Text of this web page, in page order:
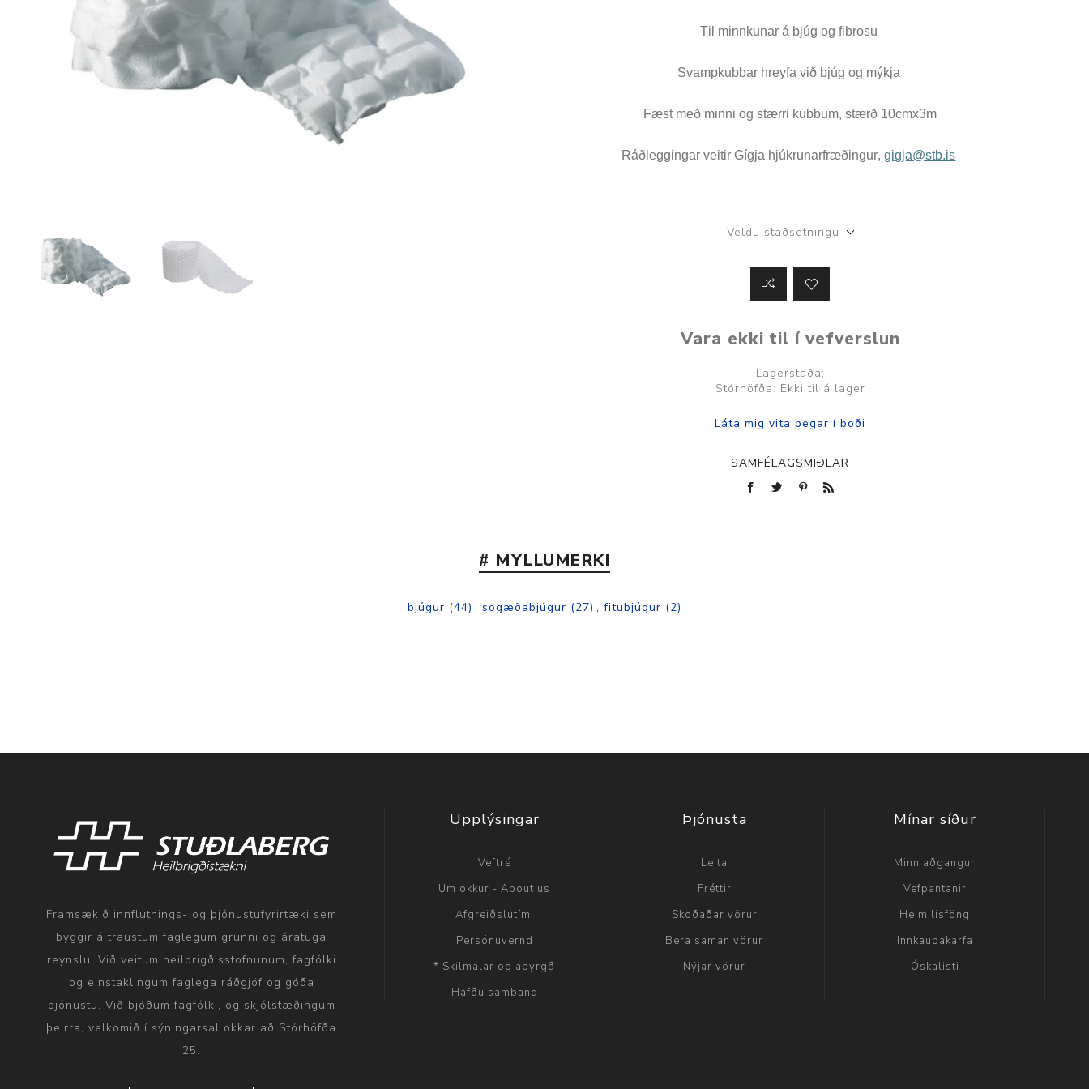
Brjóstaaðgerðir
Þrýstingsvörur
Rúm og húsgögn
Rúm
Dýnur
Heilbrigðisstofnanir
borð
Til minnkunar á bjúg og fibrosu
Svampkubbar hreyfa við bjúg og mýkja
Fæst með minni og stærri kubbum, stærð 10cmx3m
Ráðleggingar veitir Gígja hjúkrunarfræðingur,gigja@stb.is
Veldu staðsetningu
Vara ekki til í vefverslun
Lagerstaða:
Stórhöfða: Ekki til á lager
SAMFÉLAGSMIÐLAR
# MYLLUMERKI
bjúgur (44) , sogæðabjúgur (27) , fitubjúgur (2)
Framsækið innflutnings- og þjónustufyrirtæki sem
byggir á traustum faglegum grunni og áratuga
reynslu. Við veitum heilbrigðisstofnunum, fagfólki
og einstaklingum faglega ráðgjöf og góða
þjónustu. Við bjóðum fagfólki, og skjólstæðingum
þeirra, velkomið í sýningarsal okkar að Stórhöfða
25.
Upplýsingar
Veftré
Um okkur - About us
Afgreiðslutími
Persónuvernd
* Skilmálar og ábyrgð
Hafðu samband
Þjónusta
Leita
Fréttir
Skoðaðar vörur
Bera saman vörur
Nýjar vörur
Mínar síður
Minn aðgangur
Vefpantanir
Heimilisföng
Innkaupakarfa
Óskalisti